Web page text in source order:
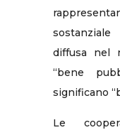
diffusa nel
“bene
significano
Le